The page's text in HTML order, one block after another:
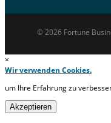
© 2026 Fortune
×
Wir verwenden Cookies.
um Ihre Erfahrung zu
Akzeptieren